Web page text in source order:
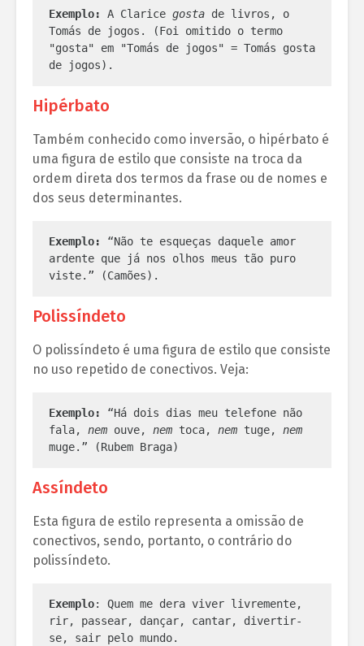
Exemplo: A Clarice gosta de livros, o
Tomás de jogos. (Foi omitido o termo
"gosta" em "Tomás de jogos" = Tomás gosta
de jogos).
Hipérbato
Também conhecido como inversão, o hipérbato é
uma figura de estilo que consiste na troca da
ordem direta dos termos da frase ou de nomes e
dos seus determinantes.
Exemplo:
“Não te esqueças daquele amor
ardente que já nos olhos meus tão puro
viste.” (Camões).
Polissíndeto
O polissíndeto é uma figura de estilo que consiste
no uso repetido de conectivos. Veja:
Exemplo:
“Há dois dias meu telefone não
fala,
nem ouve, nem toca, nem tuge, nem
muge.” (Rubem Braga)
Assíndeto
Esta figura de estilo representa a omissão de
conectivos, sendo, portanto, o contrário do
polissíndeto.
Exemplo: Quem me dera viver livremente,
rir, passear, dançar, cantar, divertir-
se, sair pelo mundo.